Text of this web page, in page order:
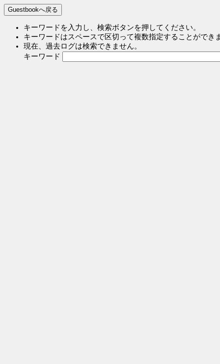
キーワードを入力し、検索ボタンを押してください。
キーワードはスペースで区切って複数指定することができ
現在、過去ログは検索できません。
キーワード